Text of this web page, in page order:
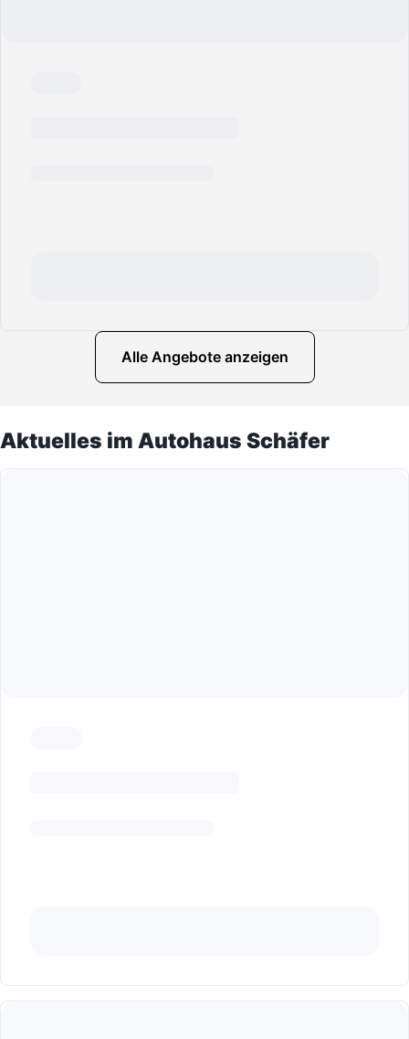
Alle Angebote anzeigen
Aktuelles im Autohaus Schäfer